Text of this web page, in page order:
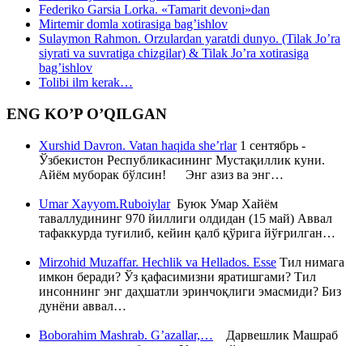
Federiko Garsia Lorka. «Tamarit devoni»dan
Mirtemir domla xotirasiga bag’ishlov
Sulaymon Rahmon. Orzulardan yaratdi dunyo. (Tilak Jo’ra
siyrati va suvratiga chizgilar) & Tilak Jo’ra xotirasiga
bag’ishlov
Tolibi ilm kerak…
ENG KO’P O’QILGAN
Xurshid Davron. Vatan haqida she’rlar1 сентябрь -
Ўзбекистон Республикасининг Мустақиллик куни.
Айём муборак бўлсин! Энг азиз ва энг…
Umar Xayyom.RuboiylarБуюк Умар Хайём
таваллудининг 970 йиллиги олдидан (15 май) Аввал
тафаккурда туғилиб, кейин қалб қўрига йўғрилган…
Mirzohid Muzaffar. Hechlik va Hellados. Esse Тил нимага
имкон беради? Ўз қафасимизни яратишгами? Тил
инсоннинг энг даҳшатли эринчоқлиги эмасмиди? Биз
дунёни аввал…
Boborahim Mashrab. G’azallar,… Дарвешлик Машраб